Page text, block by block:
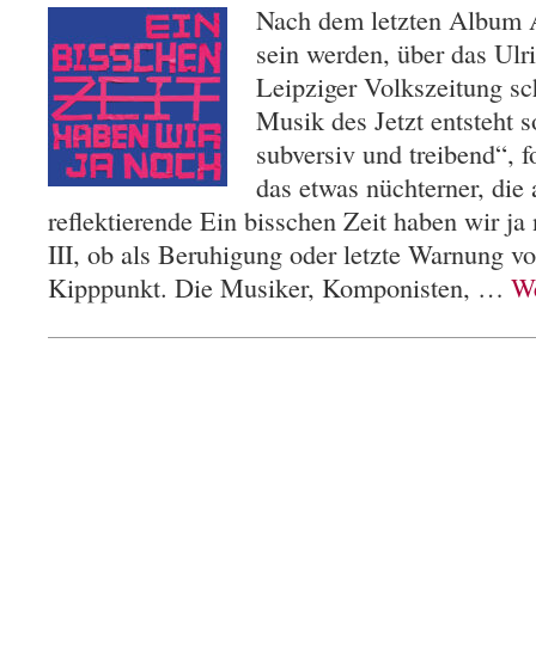
Nach dem letzten Album
sein werden, über das
Leipziger Volkszeitung
Musik des Jetzt entsteht
subversiv und treibend“,
das etwas nüchterner,
reflektierende Ein bisschen Zeit haben wir
III, ob als Beruhigung oder letzte Warnung
Kipppunkt. Die Musiker, Komponisten, …